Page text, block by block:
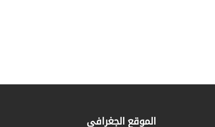
الموقع الجغرافي